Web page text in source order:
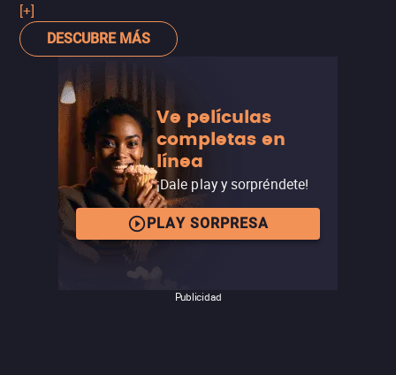
película – aunque sea muy obvio – es el amor y la fe que
nace en la familia. Aunque puede resultar un poco
melosa a ratos, busca captar no sólo a los creyentes,
[+]
DESCUBRE MÁS
Ve películas
completas en
línea
¡Dale play y sorpréndete!
PLAY SORPRESA
Publicidad